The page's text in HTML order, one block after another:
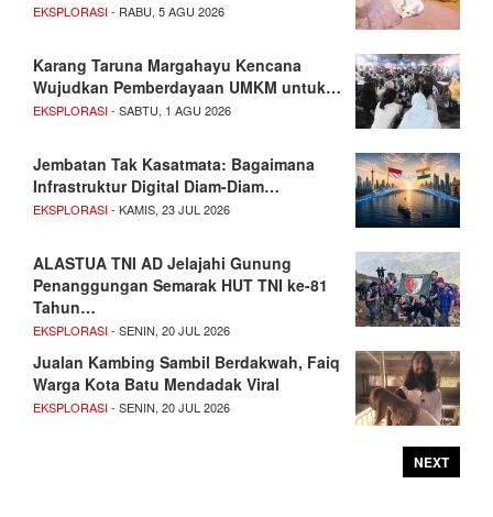
EKSPLORASI- RABU, 5 AGU 2026
Karang Taruna Margahayu Kencana
Wujudkan Pemberdayaan UMKM untuk…
EKSPLORASI- SABTU, 1 AGU 2026
Jembatan Tak Kasatmata: Bagaimana
Infrastruktur Digital Diam-Diam…
EKSPLORASI- KAMIS, 23 JUL 2026
ALASTUA TNI AD Jelajahi Gunung
Penanggungan Semarak HUT TNI ke-81
Tahun…
EKSPLORASI- SENIN, 20 JUL 2026
Jualan Kambing Sambil Berdakwah, Faiq
Warga Kota Batu Mendadak Viral
EKSPLORASI- SENIN, 20 JUL 2026
NEXT